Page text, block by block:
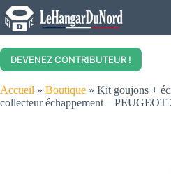
Skip
to
content
DEVENEZ CONTRIBUTEUR !
Accueil » Boutique » Kit goujons +
collecteur échappement –